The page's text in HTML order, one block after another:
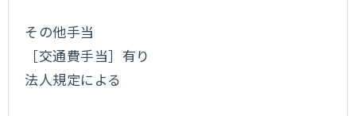
その他手当
［交通費手当］有り
法人規定による